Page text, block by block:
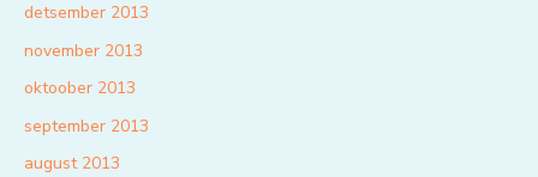
detsember 2013
november 2013
oktoober 2013
september 2013
august 2013